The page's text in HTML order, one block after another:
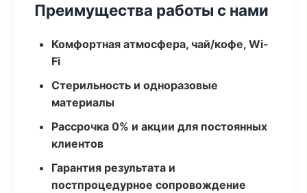
Преимущества работы с нами
Комфортная атмосфера, чай/кофе, Wi-
Fi
Стерильность и одноразовые
материалы
Рассрочка 0% и акции для постоянных
клиентов
Гарантия результата и
постпроцедурное сопровождение